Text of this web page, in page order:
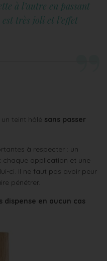
à l’autre en passant
très joli et l’effet
un teint hâlé sans passer
à respecter : un
application et une
ci. Il ne faut pas avoir peur
pénétrer.
dispense en aucun cas